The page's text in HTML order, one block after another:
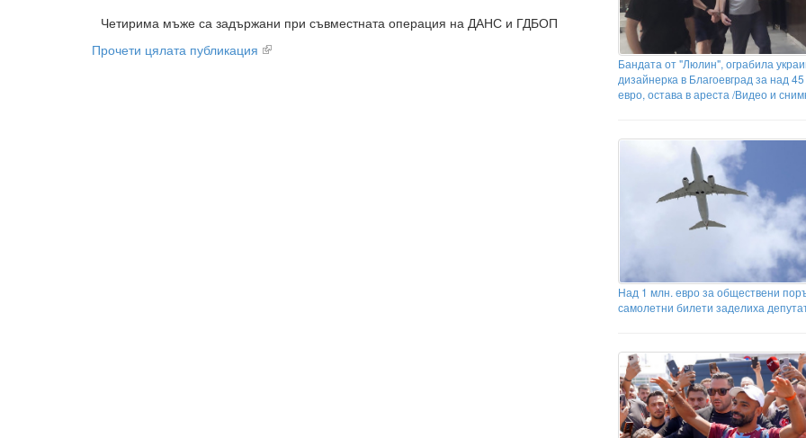
Четирима мъже са задържани при съвместната операция на ДАНС и ГДБОП
Прочети цялата публикация
Бандата от "Люлин", ограбила
дизайнерка в Благоевград за над
евро, остава в ареста /Видео и
Над 1 млн. евро за обществени
самолетни билети заделиха